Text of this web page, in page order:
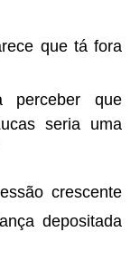
que tá fora
perceber que
seria uma
crescente
depositada